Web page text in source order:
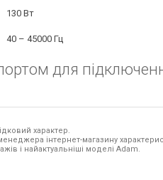
130 Вт
40 – 45000 Гц
для
характер.
інтернет-магазину
і найактуальніші моделі Adam.